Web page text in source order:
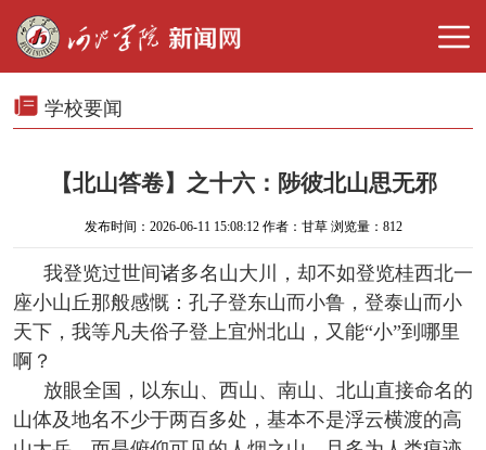
学校要闻
【北山答卷】之十六：陟彼北山思无邪
发布时间：2026-06-11 15:08:12 作者：甘草 浏览量： 812
我登览过世间诸多名山大川，却不如登览桂西北一
座小山丘那般感慨：孔子登东山而小鲁，登泰山而小
天下，我等凡夫俗子登上宜州北山，又能“小”到哪里
啊？
放眼全国，以东山、西山、南山、北山直接命名的
山体及地名不少于两百多处，基本不是浮云横渡的高